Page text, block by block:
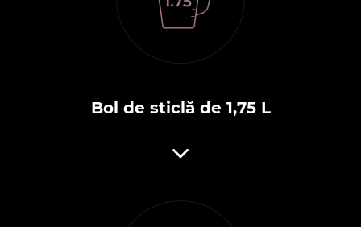
Bol de sticlă de 1,75 L